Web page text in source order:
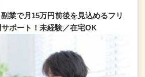
副業で月15万円前後を見込めるフリ
ポート！未経験／在宅OK